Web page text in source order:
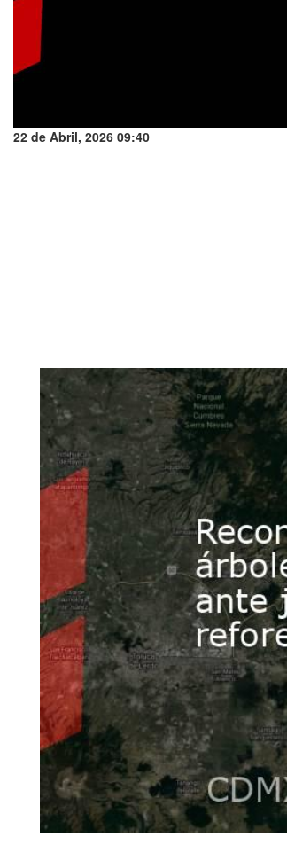
22 de Abril, 2026 09:40